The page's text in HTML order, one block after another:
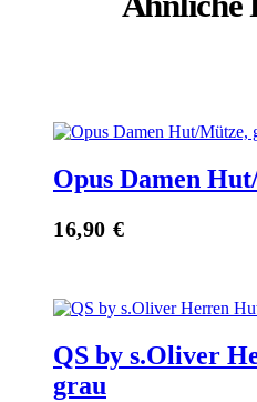
Opus Damen
16,90 €
QS by s.Oliver
grau